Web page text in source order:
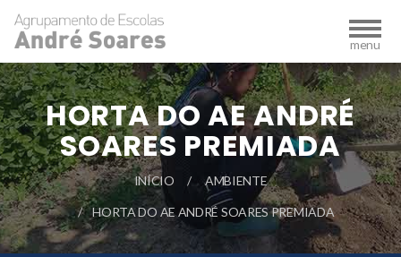
HORTA DO AE ANDRÉ
SOARES PREMIADA
INÍCIO AMBIENTE
HORTA DO AE ANDRÉ SOARES PREMIADA